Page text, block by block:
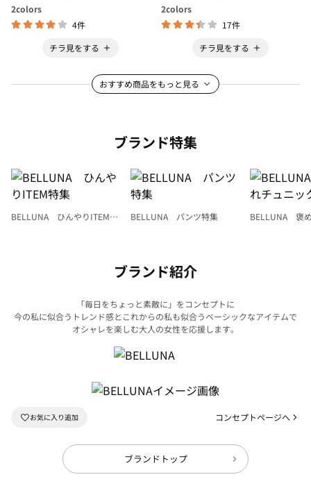
2colors
4件
チラ見をする
2colors
17件
チラ見をする
おすすめ商品をもっと見る
ブランド特集
BELLUNA ひんやりITEM特
BELLUNA パンツ特集
BELLUNA 褒
ブランド紹介
「毎日をちょっと素敵に」をコンセプトに
今の私に似合うトレンド感とこれからの私も似合うベーシックなアイテムで
オシャレを楽しむ大人の女性を応援します。
コンセプトページへ
ブランドトップ